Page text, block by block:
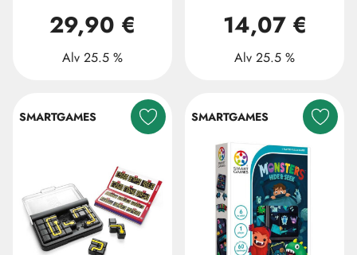
29,90 €
Alv 25.5 %
14,07 €
Alv 25.5 %
SMARTGAMES SMARTGAMES